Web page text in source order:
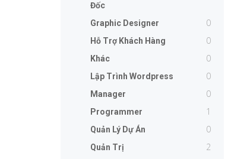
Đốc
Graphic Designer 0
Hỗ Trợ Khách Hàng 0
Khác 0
Lập Trình Wordpress 0
Manager 0
Programmer 1
Quản Lý Dự Án 0
Quản Trị 2